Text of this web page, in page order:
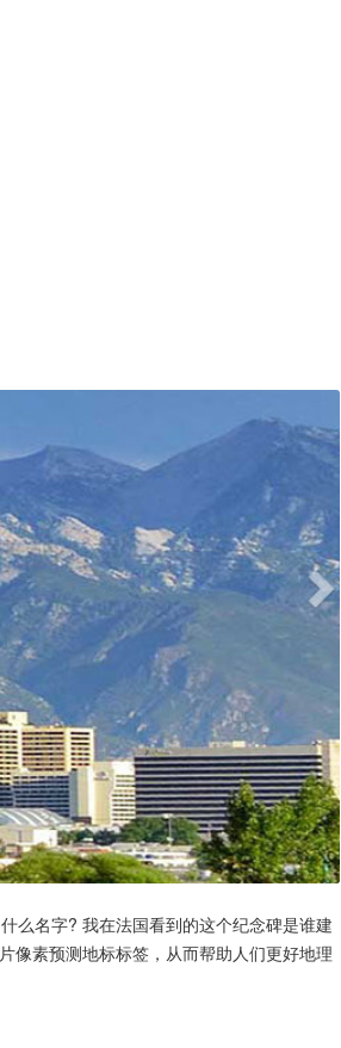
么名字? 我在法国看到的这个纪念碑是谁建
像素预测地标标签，从而帮助人们更好地理